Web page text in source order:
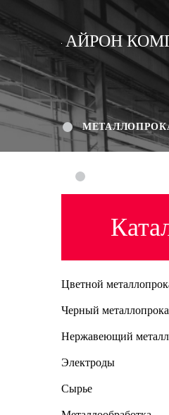
АЙРОН
Цветной
Черный
Нержавеющий
Электроды
Сырье